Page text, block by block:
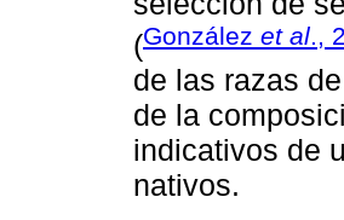
(González et al.,
de las razas
de la
indicativos de
nativos.